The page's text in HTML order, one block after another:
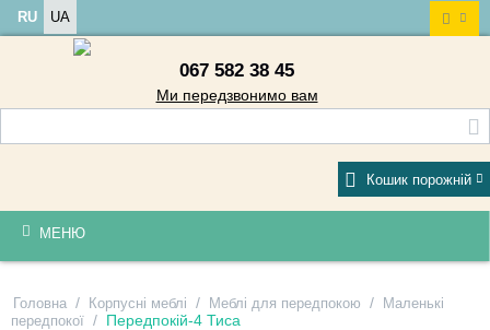
RU UA
067 582 38 45
Ми передзвонимо вам
Кошик порожній
МЕНЮ
Головна / Корпусні меблі / Меблі для передпокою / Маленькі
передпокої / Передпокій-4 Тиса